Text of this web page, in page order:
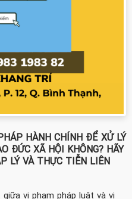
HÀNH CHÍNH ĐỂ XỬ LÝ
ĐỨC XÃ HỘI KHÔNG? HÃY
LÝ VÀ THỰC TIỄN LIÊN
giữa vi phạm pháp luật và vi